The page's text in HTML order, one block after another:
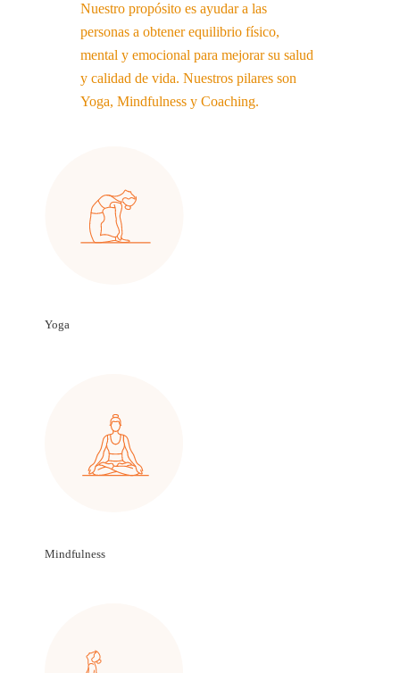
Nuestro propósito es ayudar a las
personas a obtener equilibrio físico,
mental y emocional para mejorar su salud
y calidad de vida. Nuestros pilares son
Yoga, Mindfulness y Coaching.
Yoga
Mindfulness